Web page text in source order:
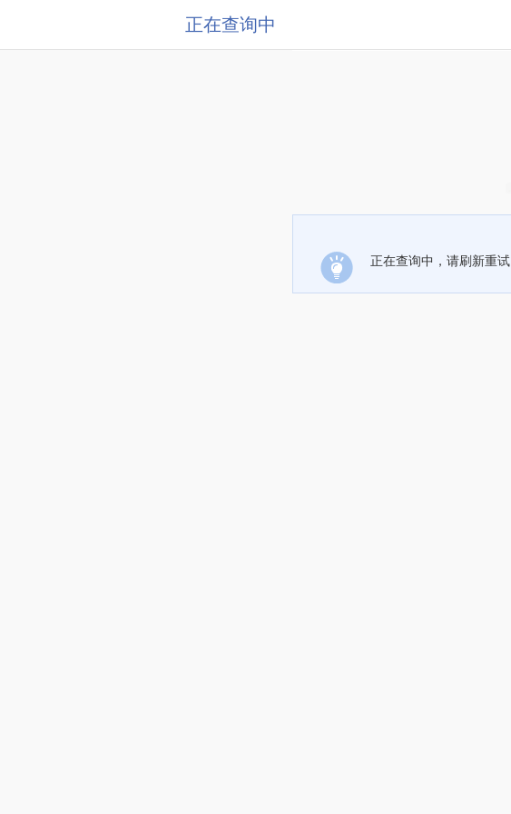
正在查询中
正在查询中，请刷新重试